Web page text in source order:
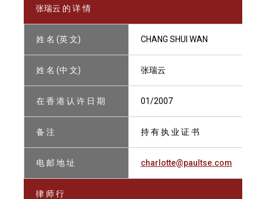
张瑞云 的 详 情
姓 名 (英 文) CHANG SHUI WAN
姓 名 (中 文) 张瑞云
在 香 港 认 许 日 期 01/2007
备 注 持 有 执 业 证 书
电 邮 地 址 charlotte@paultse.com
律 师 行